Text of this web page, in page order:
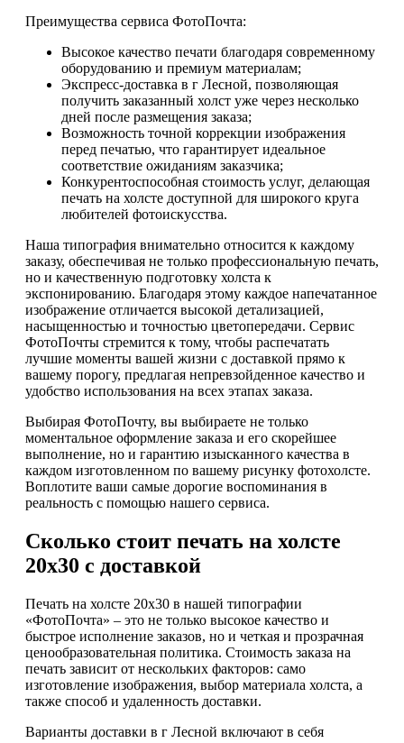
Преимущества сервиса ФотоПочта:
Высокое качество печати благодаря современному
оборудованию и премиум материалам;
Экспресс-доставка в г Лесной, позволяющая
получить заказанный холст уже через несколько
дней после размещения заказа;
Возможность точной коррекции изображения
перед печатью, что гарантирует идеальное
соответствие ожиданиям заказчика;
Конкурентоспособная стоимость услуг, делающая
печать на холсте доступной для широкого круга
любителей фотоискусства.
Наша типография внимательно относится к каждому
заказу, обеспечивая не только профессиональную печать,
но и качественную подготовку холста к
экспонированию. Благодаря этому каждое напечатанное
изображение отличается высокой детализацией,
насыщенностью и точностью цветопередачи. Сервис
ФотоПочты стремится к тому, чтобы распечатать
лучшие моменты вашей жизни с доставкой прямо к
вашему порогу, предлагая непревзойденное качество и
удобство использования на всех этапах заказа.
Выбирая ФотоПочту, вы выбираете не только
моментальное оформление заказа и его скорейшее
выполнение, но и гарантию изысканного качества в
каждом изготовленном по вашему рисунку фотохолсте.
Воплотите ваши самые дорогие воспоминания в
реальность с помощью нашего сервиса.
Сколько стоит печать на холсте
20х30 с доставкой
Печать на холсте 20х30 в нашей типографии
«ФотоПочта» – это не только высокое качество и
быстрое исполнение заказов, но и четкая и прозрачная
ценообразовательная политика. Стоимость заказа на
печать зависит от нескольких факторов: само
изготовление изображения, выбор материала холста, а
также способ и удаленность доставки.
Варианты доставки в г Лесной включают в себя